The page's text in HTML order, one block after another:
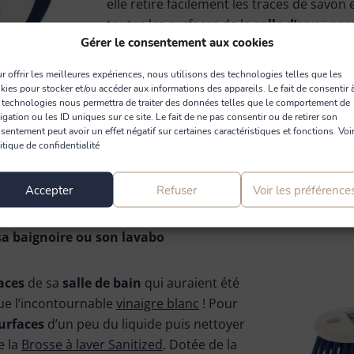
Gérer le consentement aux cookies
offrir les meilleures expériences, nous utilisons des technologies telles que les
pour stocker et/ou accéder aux informations des appareils. Le fait de consentir
technologies nous permettra de traiter des données telles que le comportement de
ou les ID uniques sur ce site. Le fait de ne pas consentir ou de retirer son
peut avoir un effet négatif sur certaines caractéristiques et fonctions.
de confidentialité
Accepter Refuser Voir les
elle retire facilement les traces de savon
toutes les surfaces de lasalle d’eau:
douche,carrelage, baignoire, vasque…
Conseil: pour nettoyer la lame de la
et laissez sécher à l’air libre.
baignoire ou son lavabo
de sa salle de bain qui auraient été
l’incontournable vinaigre blanc ! Pour
d’un peu du liquide puis nettoyer
la Brosse à laver Sanitized. Dotée de la